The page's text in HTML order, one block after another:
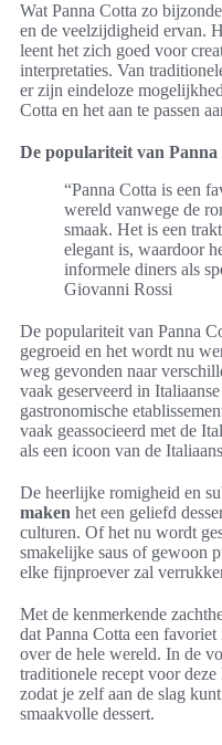
Wat Panna Cotta zo
en de veelzijdigheid ervan.
leent het zich goed voor
interpretaties. Van
er zijn eindeloze
Cotta en het aan te passen
De populariteit van Panna
“Panna Cotta is een
wereld vanwege de
smaak. Het is een
elegant is, waardoor
informele diners als
Giovanni Rossi
De populariteit van Panna
gegroeid en het wordt nu
weg gevonden naar
vaak geserveerd in
gastronomische
vaak geassocieerd met de
als een icoon van de
De heerlijke romigheid en
maken het een geliefd
culturen. Of het nu wordt
smakelijke saus of gewoon
elke fijnproever zal
Met de kenmerkende
dat Panna Cotta een
over de hele wereld. In de
traditionele recept voor
zodat je zelf aan de slag
smaakvolle dessert.